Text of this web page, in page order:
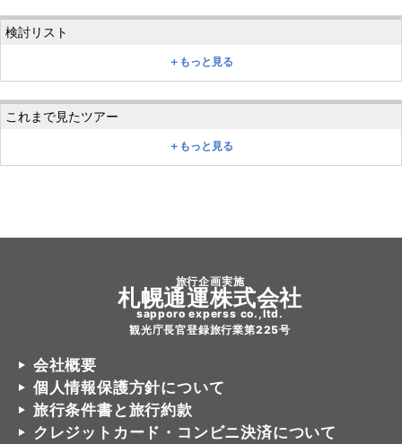
＋もっと見る
＋もっと見る
旅行企画実施
札幌通運株式会社
sapporo experss co.,ltd.
観光庁長官登録旅行業第225号
会社概要
個人情報保護方針について
旅行条件書と旅行約款
クレジットカード・コンビニ決済について